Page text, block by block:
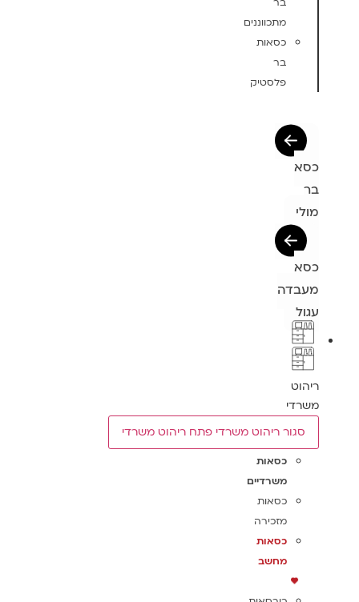
מתכווננים
כסאות
בר
פלסטיק
כסא
בר
מולי
כסא
מעבדה
עגול
ריהוט
משרדי
סגור ריהוט משרדי פתח ריהוט משרדי
כסאות
משרדיים
כסאות
מזכירה
כסאות
מחשב